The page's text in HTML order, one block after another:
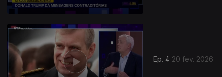
Ep. 4 20 fev. 2026